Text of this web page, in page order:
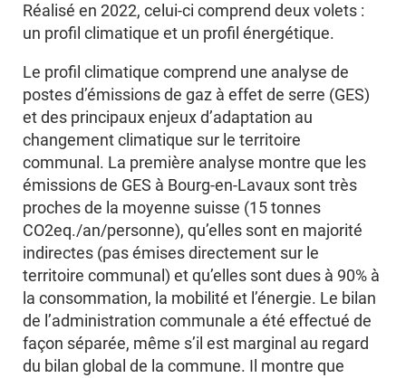
Réalisé en 2022, celui-ci comprend deux volets :
un profil climatique et un profil énergétique.
Le profil climatique comprend une analyse de
postes d’émissions de gaz à effet de serre (GES)
et des principaux enjeux d’adaptation au
changement climatique sur le territoire
communal. La première analyse montre que les
émissions de GES à Bourg-en-Lavaux sont très
proches de la moyenne suisse (15 tonnes
CO2eq./an/personne), qu’elles sont en majorité
indirectes (pas émises directement sur le
territoire communal) et qu’elles sont dues à 90% à
la consommation, la mobilité et l’énergie. Le bilan
de l’administration communale a été effectué de
façon séparée, même s’il est marginal au regard
du bilan global de la commune. Il montre que